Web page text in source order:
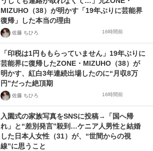
MIZUHO（38）が明かす「19年ぶりに芸能界
復帰」した本当の理由
佐藤 ちひろ 16時間前
「印税は1円ももらっていません」19年ぶりに
芸能界に復帰したZONE・MIZUHO（38）が
明かす、紅白3年連続出場したのに“月収8万
円”だった絶頂期
佐藤 ちひろ 16時間前
入園式の家族写真をSNSに投稿→「国へ帰
れ」と“差別発言”殺到…ケニア人男性と結婚
した日本人女性（31）が、“世間からの視
線”に思うこと